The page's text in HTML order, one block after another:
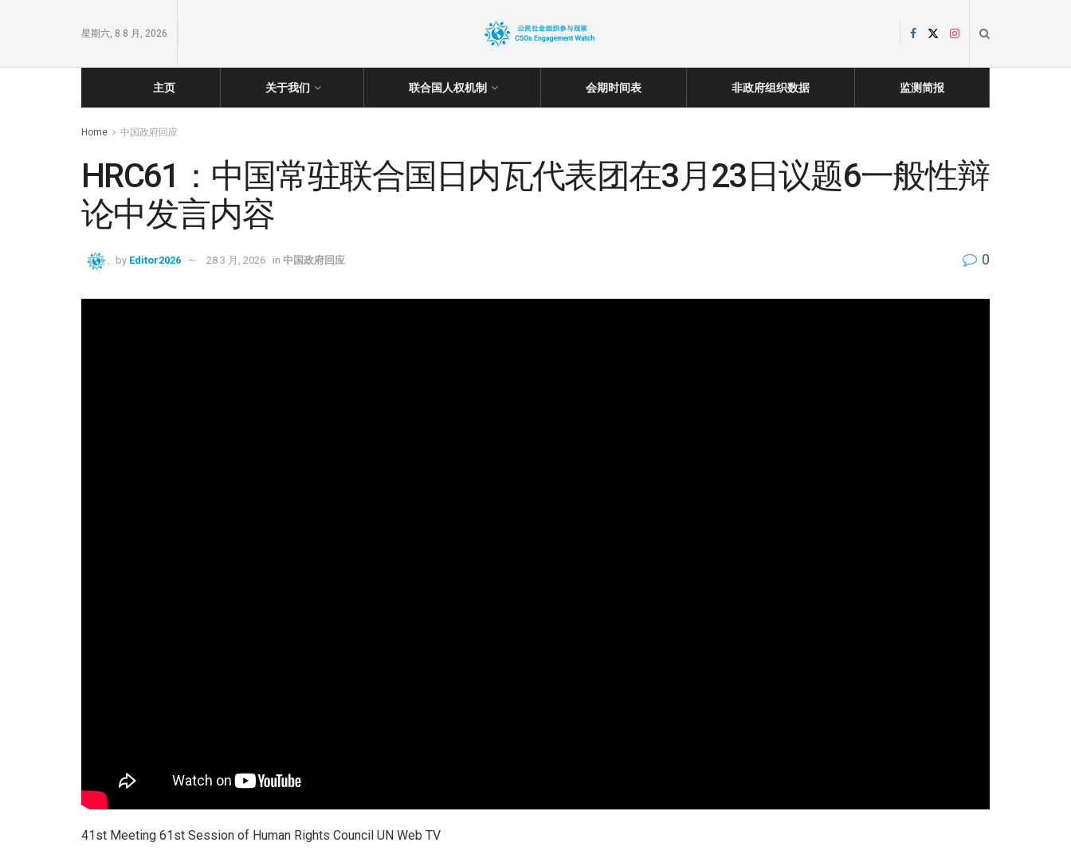
星期六, 8 8 月, 2026
主页 关于我们 联合国人权机制 会期时间表 非政府组织数据 监测简报
Home 中国政府回应
HRC61：中国常驻联合国日内瓦代表团在3月23日议题6一般性辩
论中发言内容
by Editor2026 28 3 月, 2026 in 中国政府回应 0
41st Meeting 61st Session of Human Rights Council UN Web TV